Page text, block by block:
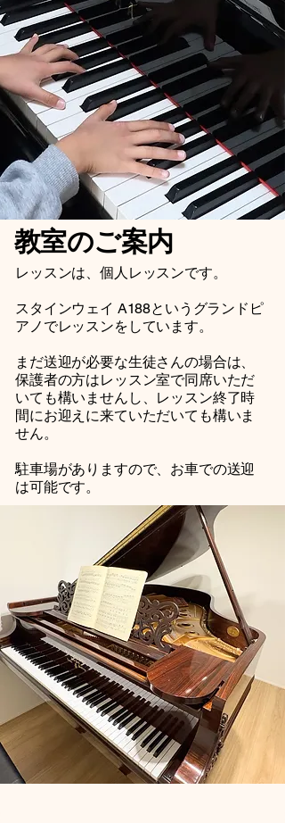
教室のご案内
レッスンは、個人レッスンです。
​​​​​​​スタインウェイ A188というグランドピ
アノでレッスンをしています。
まだ送迎が必要な生徒さんの場合は、
保護者の方はレッスン室で同席いただ
いても構いませんし、レッスン終了時
間にお迎えに来ていただいても構いま
せん。
​駐車場がありますので、お車での送迎
は可能です。